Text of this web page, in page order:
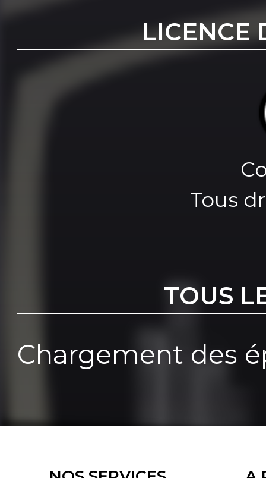
LICENCE
Tous
TOUS
Chargement des